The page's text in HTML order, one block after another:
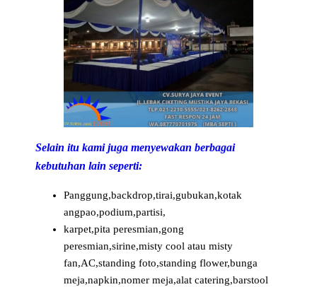
Selain itu kami juga menyewakan berbagai
kebutuhan lain seperti:
Panggung,backdrop,tirai,gubukan,kotak
angpao,podium,partisi,
karpet,pita peresmian,gong
peresmian,sirine,misty cool atau misty
fan,AC,standing foto,standing flower,bunga
meja,napkin,nomer meja,alat catering,barstool